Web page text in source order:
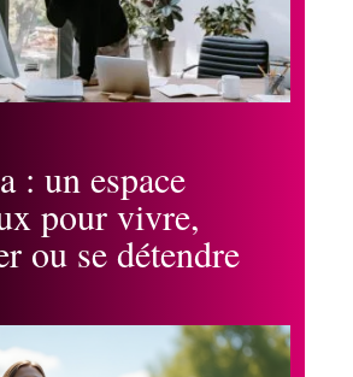
: un espace
pour vivre,
ou se détendre